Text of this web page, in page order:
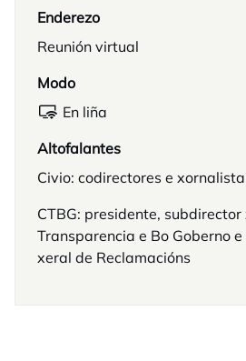
Enderezo
Reunión virtual
Modo
En liña
Altofalantes
Civio: codirectores e xornalista
CTBG: presidente, subdirector
Transparencia e Bo Goberno
xeral de Reclamacións